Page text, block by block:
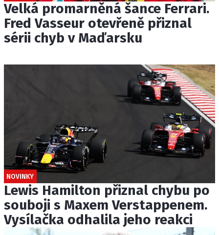
Velká promarněná šance Ferrari.
Fred Vasseur otevřeně přiznal
sérii chyb v Maďarsku
NOVINKY
Lewis Hamilton přiznal chybu po
souboji s Maxem Verstappenem.
Vysílačka odhalila jeho reakci